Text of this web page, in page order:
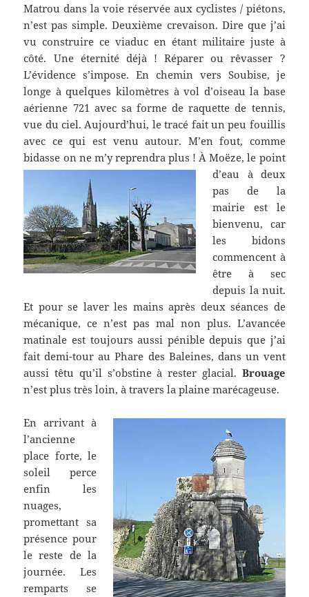
Matrou dans la voie réservée aux cyclistes / piétons,
n’est pas simple. Deuxième crevaison. Dire que j’ai
vu construire ce viaduc en étant militaire juste à
côté. Une éternité déjà ! Réparer ou rêvasser ?
L’évidence s’impose. En chemin vers Soubise, je
longe à quelques kilomètres à vol d’oiseau la base
aérienne 721 avec sa forme de raquette de tennis,
vue du ciel. Aujourd’hui, le tracé fait un peu fouillis
avec ce qui est venu autour. M’en fout, comme
bidasse on ne m’y reprendra plus !À Moëze, le point
d’eau à deux
pas de la
mairie est le
bienvenu, car
les bidons
commencent à
être à sec
depuis la nuit.
Et pour se laver les mains après deux séances de
mécanique, ce n’est pas mal non plus. L’avancée
matinale est toujours aussi pénible depuis que j’ai
fait demi-tour au Phare des Baleines, dans un vent
aussi têtu qu’il s’obstine à rester glacial. Brouage
n’est plus très loin, à travers la plaine marécageuse.
En arrivant à
l’ancienne
place forte, le
soleil perce
enfin les
nuages,
promettant sa
présence pour
le reste de la
journée. Les
remparts se